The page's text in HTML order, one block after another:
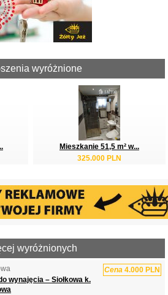
wyróżnione
Mieszkanie 51,5 m² w...
325.000 PLN
wyróżnionych
Cena 4.000 PLN
wynajęcia – Siołkowa k.